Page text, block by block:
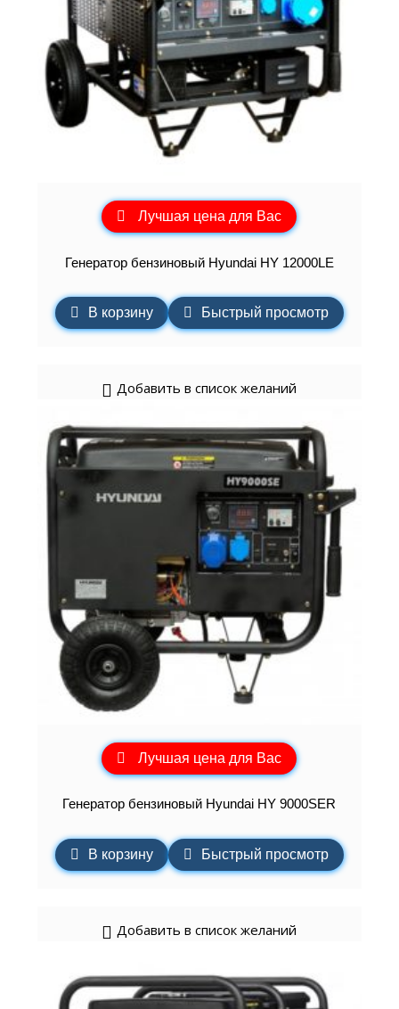
Лучшая цена для Вас
Генератор бензиновый Hyundai HY 12000LE
В корзину Быстрый просмотр
Добавить в список желаний
Лучшая цена для Вас
Генератор бензиновый Hyundai HY 9000SER
В корзину Быстрый просмотр
Добавить в список желаний